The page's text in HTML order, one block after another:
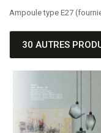
Ampoule type E27
30 AUTRES